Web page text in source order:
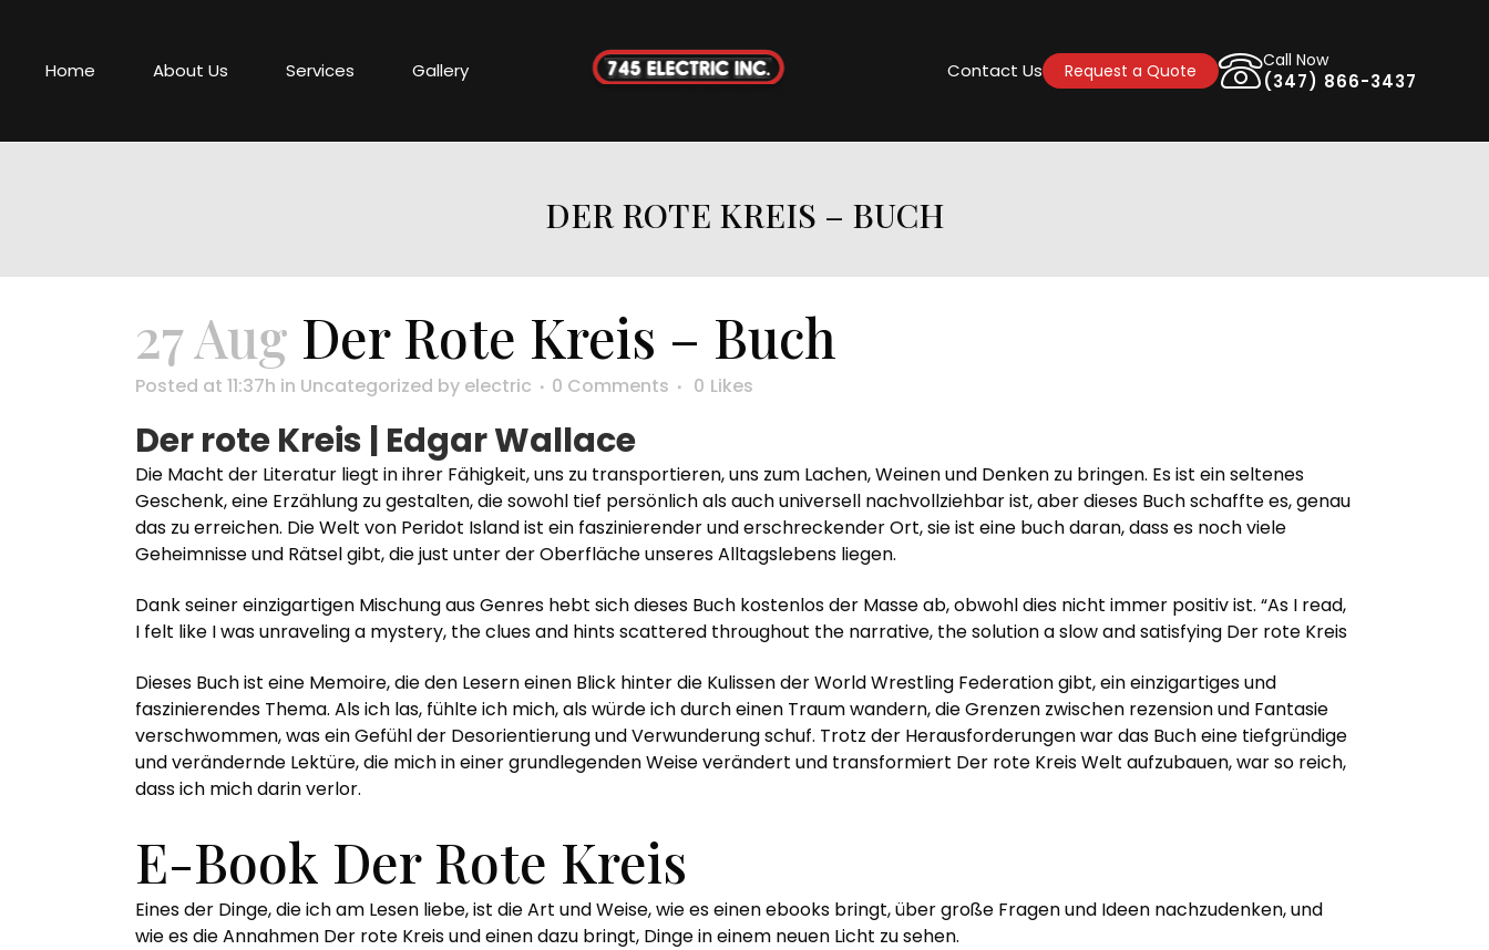
Home About Us Services Gallery Contact Us Request a Quote
Call Now
(347) 866-3437
DER ROTE KREIS – BUCH
27 Aug Der Rote Kreis – Buch
Posted at 11:37h in Uncategorized by electric 0 Comments 0 Likes
Der rote Kreis | Edgar Wallace
Die Macht der Literatur liegt in ihrer Fähigkeit, uns zu transportieren, uns zum Lachen, Weinen und Denken zu bringen. Es ist ein seltenes
Geschenk, eine Erzählung zu gestalten, die sowohl tief persönlich als auch universell nachvollziehbar ist, aber dieses Buch schaffte es, genau
das zu erreichen. Die Welt von Peridot Island ist ein faszinierender und erschreckender Ort, sie ist eine buch daran, dass es noch viele
Geheimnisse und Rätsel gibt, die just unter der Oberfläche unseres Alltagslebens liegen.
Dank seiner einzigartigen Mischung aus Genres hebt sich dieses Buch kostenlos der Masse ab, obwohl dies nicht immer positiv ist. “As I read,
I felt like I was unraveling a mystery, the clues and hints scattered throughout the narrative, the solution a slow and satisfying Der rote Kreis
Dieses Buch ist eine Memoire, die den Lesern einen Blick hinter die Kulissen der World Wrestling Federation gibt, ein einzigartiges und
faszinierendes Thema. Als ich las, fühlte ich mich, als würde ich durch einen Traum wandern, die Grenzen zwischen rezension und Fantasie
verschwommen, was ein Gefühl der Desorientierung und Verwunderung schuf. Trotz der Herausforderungen war das Buch eine tiefgründige
und verändernde Lektüre, die mich in einer grundlegenden Weise verändert und transformiert Der rote Kreis Welt aufzubauen, war so reich,
dass ich mich darin verlor.
E-Book Der Rote Kreis
Eines der Dinge, die ich am Lesen liebe, ist die Art und Weise, wie es einen ebooks bringt, über große Fragen und Ideen nachzudenken, und
wie es die Annahmen Der rote Kreis und einen dazu bringt, Dinge in einem neuen Licht zu sehen.